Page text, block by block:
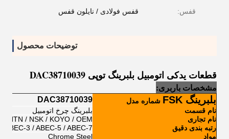
قفس: قفس فولادی / نایلون قفس
توضیحات محصول
قطعات یدکی اتومبیل بلبرینگ توپی DAC38710039
مشخصات باربری:
بلبرینگ FSK شماره مدل DAC38710039
نام قسمت
بلبرینگ چرخ اتومبیل
نام تجاری
/ NTN / NSK / KOYO / OEM
رتبه بندی دقیق
ABEC-3 / ABEC-5 / ABEC-7
مواد
Chrome Steel